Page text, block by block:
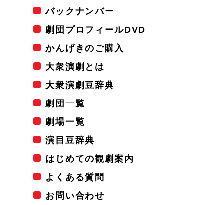
バックナンバー
劇団プロフィールDVD
かんげきのご購入
大衆演劇とは
大衆演劇豆辞典
劇団一覧
劇場一覧
演目豆辞典
はじめての観劇案内
よくある質問
お問い合わせ